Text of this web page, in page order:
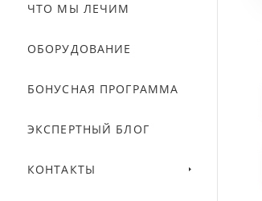
ЧТО МЫ ЛЕЧИМ
ОБОРУДОВАНИЕ
БОНУСНАЯ ПРОГРАММА
ЭКСПЕРТНЫЙ БЛОГ
КОНТАКТЫ